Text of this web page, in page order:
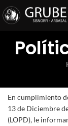
En cumplimiento
13 de Diciembre
(LOPD), le